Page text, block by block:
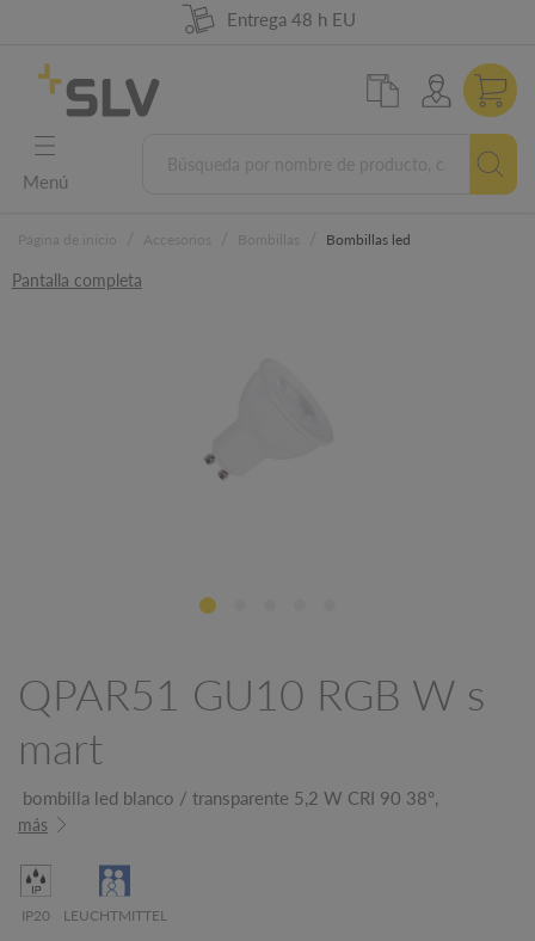
98 % de disponibilidad de la mercancía
Entrega 48 h EU
5 años de garantía
German Engineering
Menú
Bombillas led
Pantalla completa
QPAR51 GU10 RGB W s
mart
bombilla led blanco / transparente 5,2 W CRI 90 38°,
más
IP20 LEUCHTMITTEL